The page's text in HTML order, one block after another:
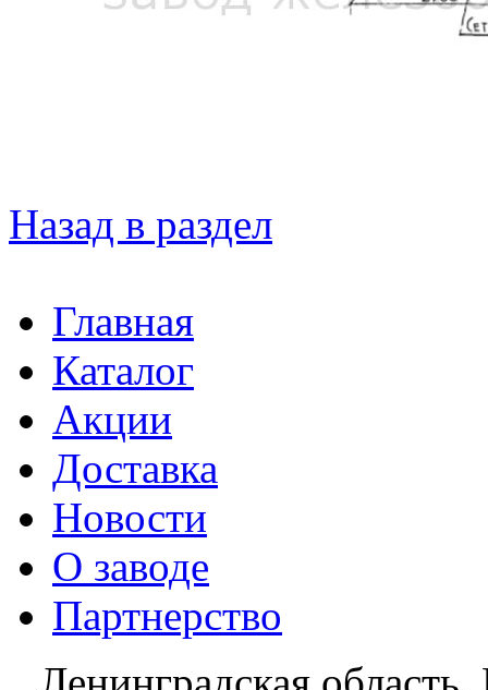
Назад в раздел
Главная
Каталог
Акции
Доставка
Новости
О заводе
Партнерство